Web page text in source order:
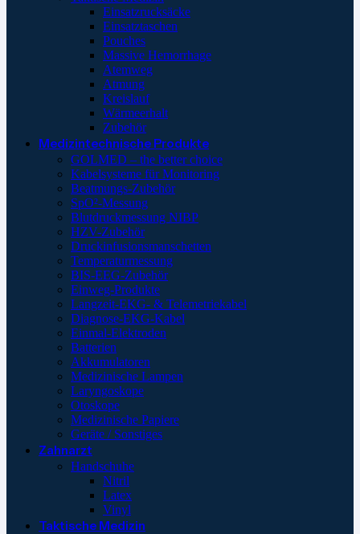
Einsatzrucksäcke
Einsatztaschen
Pouches
Massive Hemorrhage
Atemweg
Atmung
Kreislauf
Wärmeerhalt
Zubehör
Medizintechnische Produkte
GOLMED – the better choice
Kabelsysteme für Monitoring
Beatmungs-Zubehör
SpO²-Messung
Blutdruckmessung NIBP
HZV-Zubehör
Druckinfusionsmanschetten
Temperaturmessung
BIS-EEG-Zubehör
Einweg-Produkte
Langzeit-EKG- & Telemetriekabel
Diagnose-EKG-Kabel
Einmal-Elektroden
Batterien
Akkumulatoren
Medizinische Lampen
Laryngoskope
Otoskope
Medizinische Papiere
Geräte / Sonstiges
Zahnarzt
Handschuhe
Nitril
Latex
Vinyl
Taktische Medizin